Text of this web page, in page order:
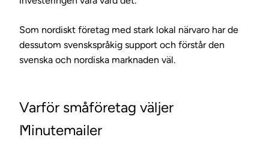
Som nordiskt företag med stark lokal närvaro har de
dessutom svenskspråkig support och förstår den
svenska och nordiska marknaden väl.
Varför småföretag väljer
Minutemailer